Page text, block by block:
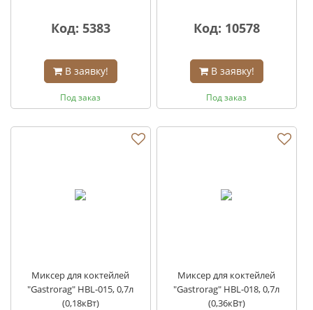
Код: 5383
В заявку!
Под заказ
Код: 10578
В заявку!
Под заказ
Миксер для коктейлей
"Gastrorag" HBL-015, 0,7л
(0,18кВт)
Миксер для коктейлей
"Gastrorag" HBL-018, 0,7л
(0,36кВт)